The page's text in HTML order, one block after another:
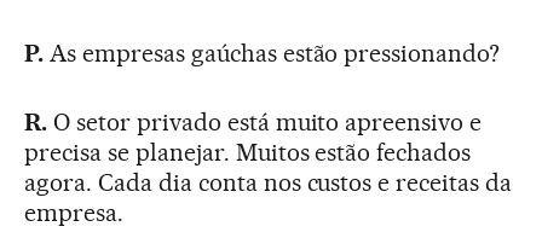
P.As empresas gaúchas estão pressionando?
R.O setor privado está muito apreensivo e
precisa se planejar. Muitos estão fechados
agora. Cada dia conta nos custos e receitas da
empresa.